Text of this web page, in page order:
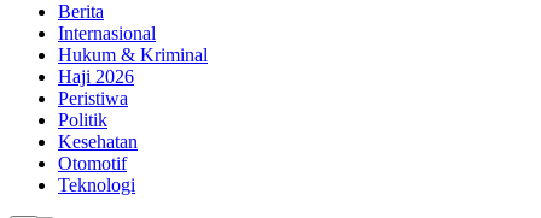
Berita
Internasional
Hukum & Kriminal
Haji 2026
Peristiwa
Politik
Kesehatan
Otomotif
Teknologi